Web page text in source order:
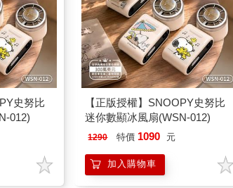
史努比
012)
【正版授權】SNOOPY史努比
迷你數顯冰風扇(WSN-012)
1290 特價 1090 元
加入購物車